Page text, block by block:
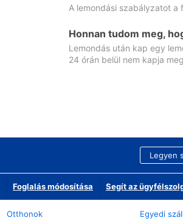
A lemondási szabályzatot a
Honnan tudom meg,
Lemondás után kap egy
24 órán belül nem kapja
Legyen
Foglalás módosítása Segít az
Otthonok
Egyedi